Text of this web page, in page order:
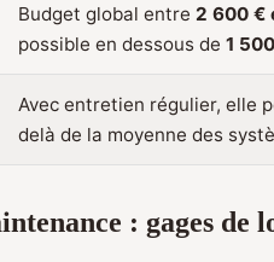
Budget global entre 2 600 €
possible en dessous de 1
Avec entretien régulier, elle
delà de la moyenne des
: gages de